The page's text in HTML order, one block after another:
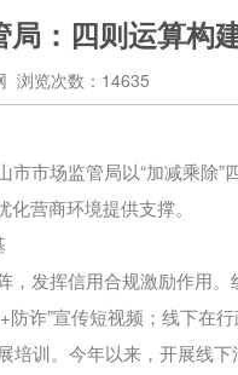
：四则运算构
浏览次数：14635
市场监管局以“加减乘除
营商环境提供支撑。
发挥信用合规激励作用
诈”宣传短视频；线下在
培训。今年以来，开展线